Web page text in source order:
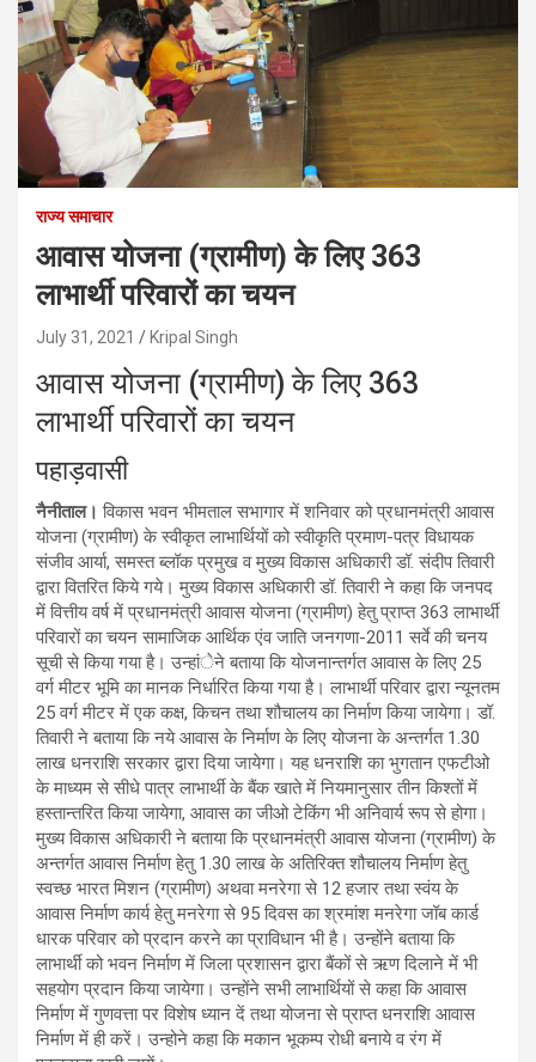
राज्य समाचार
आवास योजना (ग्रामीण) के लिए 363
लाभार्थी परिवारों का चयन
July 31, 2021 Kripal Singh
आवास योजना (ग्रामीण) के लिए 363
लाभार्थी परिवारों का चयन
पहाड़वासी
नैनीताल। विकास भवन भीमताल सभागार में शनिवार को प्रधानमंत्री आवास
योजना (ग्रामीण) के स्वीकृत लाभार्थियों को स्वीकृति प्रमाण-पत्र विधायक
संजीव आर्या, समस्त ब्लॉक प्रमुख व मुख्य विकास अधिकारी डॉ. संदीप तिवारी
द्वारा वितरित किये गये। मुख्य विकास अधिकारी डॉ. तिवारी ने कहा कि जनपद
में वित्तीय वर्ष में प्रधानमंत्री आवास योजना (ग्रामीण) हेतु प्राप्त 363 लाभार्थी
परिवारों का चयन सामाजिक आर्थिक एंव जाति जनगणा-2011 सर्वे की चनय
सूची से किया गया है। उन्हांेने बताया कि योजनान्तर्गत आवास के लिए 25
वर्ग मीटर भूमि का मानक निर्धारित किया गया है। लाभार्थी परिवार द्वारा न्यूनतम
25 वर्ग मीटर में एक कक्ष, किचन तथा शौचालय का निर्माण किया जायेगा। डॉ.
तिवारी ने बताया कि नये आवास के निर्माण के लिए योजना के अन्तर्गत 1.30
लाख धनराशि सरकार द्वारा दिया जायेगा। यह धनराशि का भुगतान एफटीओ
के माध्यम से सीधे पात्र लाभार्थी के बैंक खाते में नियमानुसार तीन किश्तों में
हस्तान्तरित किया जायेगा, आवास का जीओ टेकिंग भी अनिवार्य रूप से होगा।
मुख्य विकास अधिकारी ने बताया कि प्रधानमंत्री आवास योजना (ग्रामीण) के
अन्तर्गत आवास निर्माण हेतु 1.30 लाख के अतिरिक्त शौचालय निर्माण हेतु
स्वच्छ भारत मिशन (ग्रामीण) अथवा मनरेगा से 12 हजार तथा स्वंय के
आवास निर्माण कार्य हेतु मनरेगा से 95 दिवस का श्रमांश मनरेगा जॉब कार्ड
धारक परिवार को प्रदान करने का प्राविधान भी है। उन्होंने बताया कि
लाभार्थी को भवन निर्माण में जिला प्रशासन द्वारा बैंकों से ऋण दिलाने में भी
सहयोग प्रदान किया जायेगा। उन्होंने सभी लाभार्थियों से कहा कि आवास
निर्माण में गुणवत्ता पर विशेष ध्यान दें तथा योजना से प्राप्त धनराशि आवास
निर्माण में ही करें। उन्होने कहा कि मकान भूकम्प रोधी बनाये व रंग में